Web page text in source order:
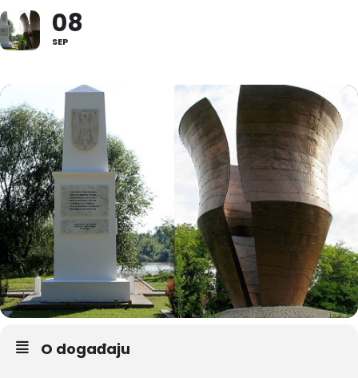
08
SEP
O događaju